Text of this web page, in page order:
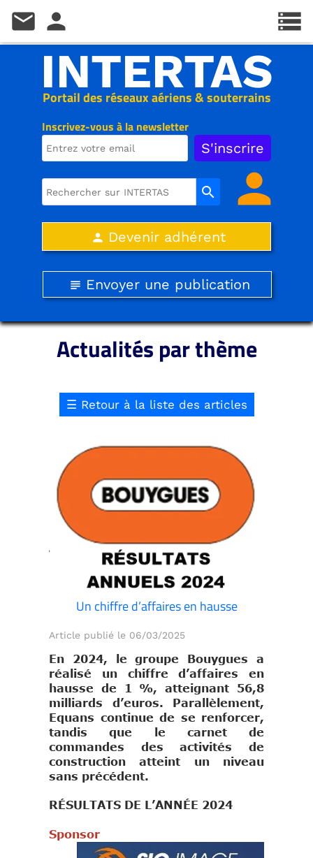
Inscrivez-vous à la newsletter
Portail des réseaux aériens & souterrains
INTERTAS
search person
person Devenir adhérent
subject Envoyer une publication
Actualités par thème
☰ Retour à la liste des articles
Un chiffre d’affaires en hausse
Article publié le 06/03/2025
En 2024, le groupe Bouygues a
réalisé un chiffre d’affaires en
hausse de 1 %, atteignant 56,8
milliards d’euros. Parallèlement,
Equans continue de se renforcer,
tandis que le carnet de
commandes des activités de
construction atteint un niveau
sans précédent.
RÉSULTATS DE L’ANNÉE 2024
Sponsor
storage
mail person